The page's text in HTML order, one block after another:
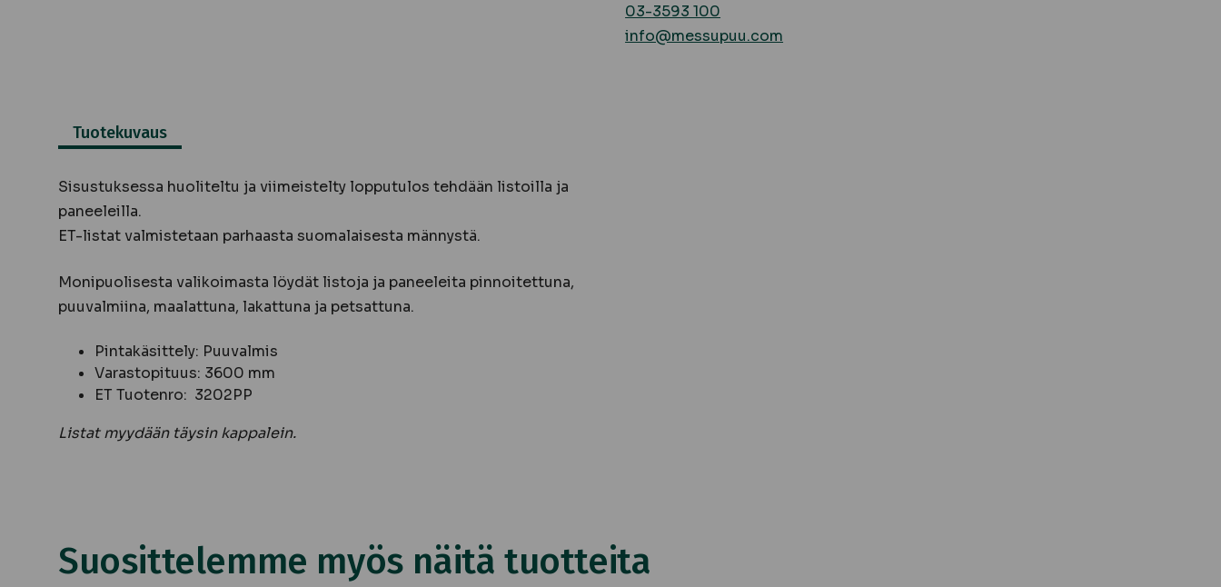
03-3593 100
info@messupuu.com
Tuotekuvaus
Sisustuksessa huoliteltu ja viimeistelty lopputulos tehdään listoilla ja
paneeleilla.
ET-listat valmistetaan parhaasta suomalaisesta männystä.
Monipuolisesta valikoimasta löydät listoja ja paneeleita pinnoitettuna,
puuvalmiina, maalattuna, lakattuna ja petsattuna.
Pintakäsittely: Puuvalmis
Varastopituus: 3600 mm
ET Tuotenro: 3202PP
Listat myydään täysin kappalein.
Suosittelemme myös näitä tuotteita